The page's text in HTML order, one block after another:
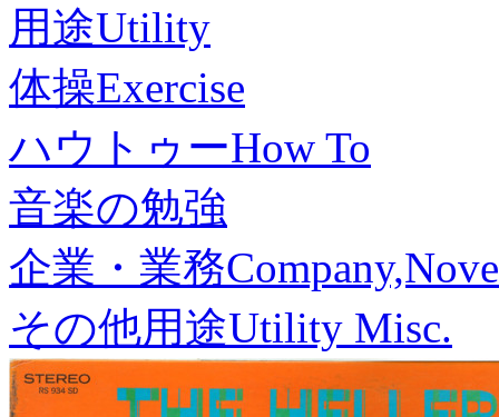
用途Utility
体操Exercise
ハウトゥーHow To
音楽の勉強
企業・業務
その他用途Utility Misc.